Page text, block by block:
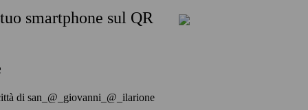
smartphone sul QR
di san_@_giovanni_@_ilarione